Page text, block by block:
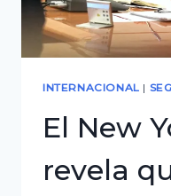
INTERNACIONAL |
El New
revela